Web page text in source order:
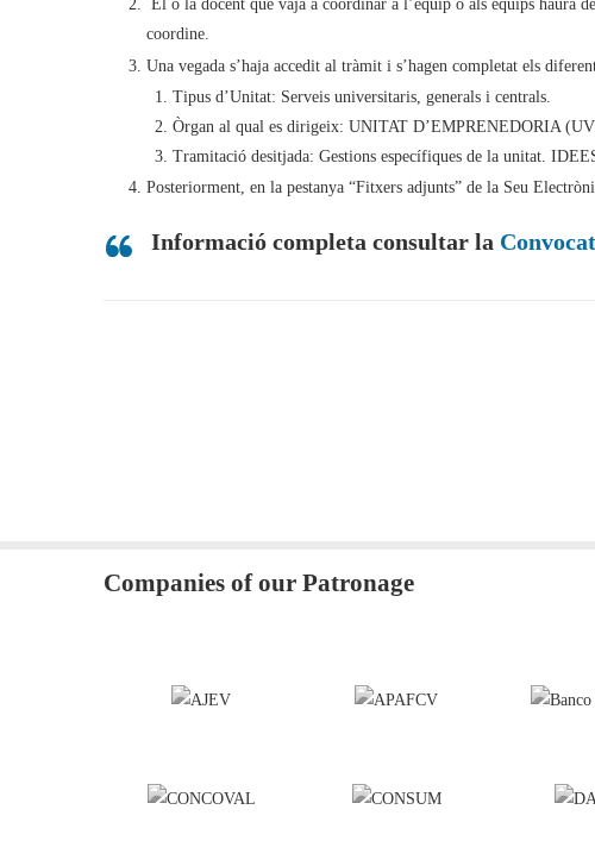
El o la docent que vaja a coordinar a l’equip o als equips haurà
coordine.
Una vegada s’haja accedit al tràmit i s’hagen completat els
Tipus d’Unitat: Serveis universitaris, generals i centrals.
Òrgan al qual es dirigeix: UNITAT D’EMPRENEDORIA
Tramitació desitjada: Gestions específiques de la unitat.
Posteriorment, en la pestanya “Fitxers adjunts” de la Seu
Informació completa consultar la
Companies of our Patronage